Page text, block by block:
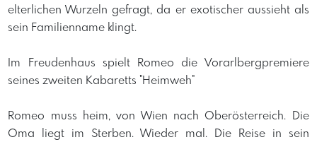
elterlichen Wurzeln gefragt, da er exotischer aussieht als
sein Familienname klingt.
Im Freudenhaus spielt Romeo die Vorarlbergpremiere
seines zweiten Kabaretts "Heimweh"
Romeo muss heim, von Wien nach Oberösterreich. Die
Oma liegt im Sterben. Wieder mal. Die Reise in sein